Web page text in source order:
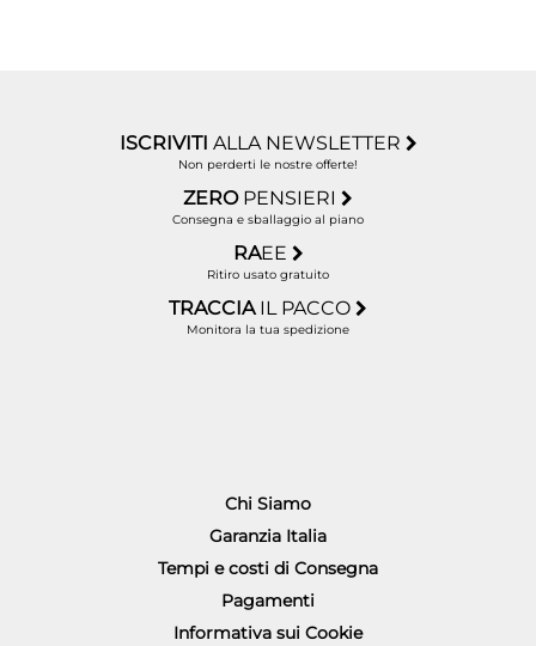
ISCRIVITI ALLA NEWSLETTER
Non perderti le nostre offerte!
ZERO PENSIERI
Consegna e sballaggio al piano
RAEE
Ritiro usato gratuito
TRACCIA IL PACCO
Monitora la tua spedizione
Chi Siamo
Garanzia Italia
Tempi e costi di Consegna
Pagamenti
Informativa sui Cookie